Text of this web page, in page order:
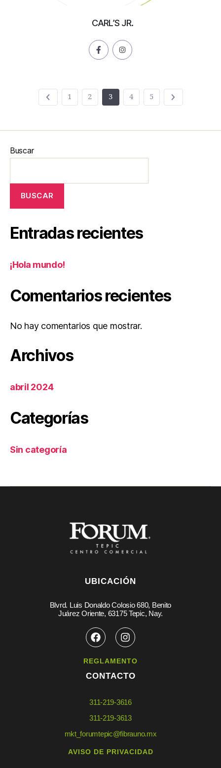
CARL’S JR.
1 2 3 4 5
Buscar
BUSCAR
Entradas recientes
¡Hola mundo!
Comentarios recientes
No hay comentarios que mostrar.
Archivos
abril 2024
Categorías
Sin categoría
UBICACIÓN
Blvrd. Luis Donaldo Colosio 680, Benito
Juárez Oriente, 63175 Tepic, Nay.
REGLAMENTO
CONTACTO
311-219-3616
311-219-3613
mkt_forumtepic@fibrauno.mx
AVISO DE PRIVACIDAD